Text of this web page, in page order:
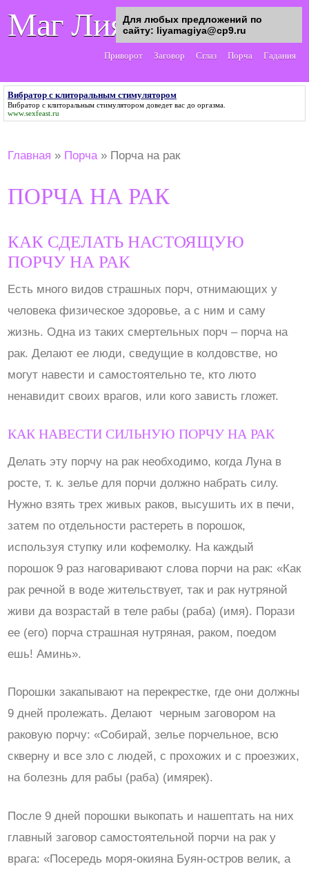
Маг Лия
Приворот Заговор Сглаз Порча Гадания
Вибратор с клиторальным стимулятором
Вибратор с клиторальным стимулятором доведет вас до оргазма.
www.sexfeast.ru
Главная » Порча » Порча на рак
ПОРЧА НА РАК
КАК СДЕЛАТЬ НАСТОЯЩУЮ
ПОРЧУ НА РАК
Есть много видов страшных порч, отнимающих у
человека физическое здоровье, а с ним и саму
жизнь. Одна из таких смертельных порч – порча на
рак. Делают ее люди, сведущие в колдовстве, но
могут навести и самостоятельно те, кто люто
ненавидит своих врагов, или кого зависть гложет.
КАК НАВЕСТИ СИЛЬНУЮ ПОРЧУ НА РАК
Делать эту порчу на рак необходимо, когда Луна в
росте, т. к. зелье для порчи должно набрать силу.
Нужно взять трех живых раков, высушить их в печи,
затем по отдельности растереть в порошок,
используя ступку или кофемолку. На каждый
порошок 9 раз наговаривают слова порчи на рак: «Как
рак речной в воде жительствует, так и рак нутряной
живи да возрастай в теле рабы (раба) (имя). Порази
ее (его) порча страшная нутряная, раком, поедом
ешь! Аминь».
Порошки закапывают на перекрестке, где они должны
9 дней пролежать. Делают черным заговором на
раковую порчу: «Собирай, зелье порчельное, всю
скверну и все зло с людей, с прохожих и с проезжих,
на болезнь для рабы (раба) (имярек).
После 9 дней порошки выкопать и нашептать на них
главный заговор самостоятельной порчи на рак у
врага: «Посередь моря-окияна Буян-остров велик, а
Для любых предложений по
сайту: liyamagiya@cp9.ru